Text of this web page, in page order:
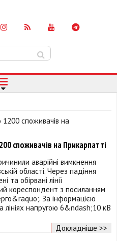
споживачів на Прикарпатті
аварійні вимкнення
області. Через падіння
обірвані лінії
кореспондент з посиланням
За інформацією
лініях напругою 6&ndash;10 кВ
Докладніше >>